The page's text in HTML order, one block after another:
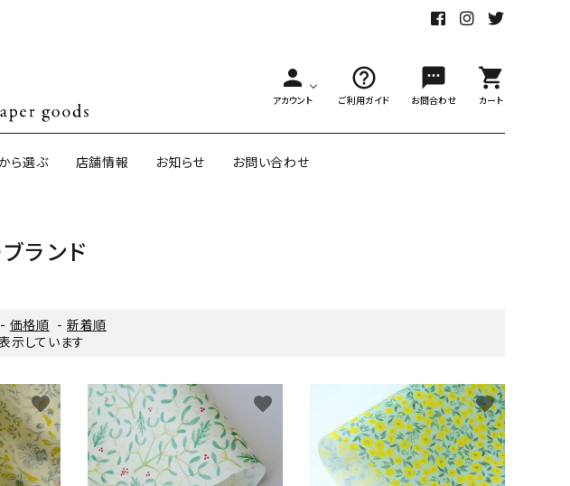
person
アカウント
help_outline
ご利用ガイド
sms
お問合わせ
shopping_cart
カート
イギリスの両面包装紙
ら選ぶ 店舗情報 お知らせ
お問い合わせ
ランド
- 価格順 - 新着順
しています
favorite favorite favorite
close